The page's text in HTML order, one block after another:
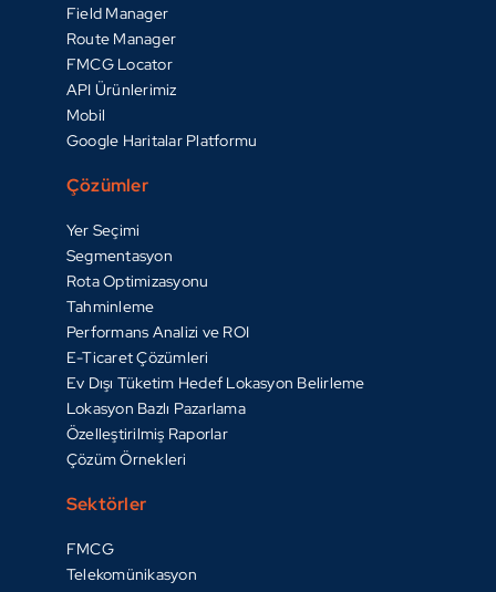
Field Manager
Route Manager
FMCG Locator
API Ürünlerimiz
Mobil
Google Haritalar Platformu
Çözümler
Yer Seçimi
Segmentasyon
Rota Optimizasyonu
Tahminleme
Performans Analizi ve ROI
E-Ticaret Çözümleri
Ev Dışı Tüketim Hedef Lokasyon Belirleme
Lokasyon Bazlı Pazarlama
Özelleştirilmiş Raporlar
Çözüm Örnekleri
Sektörler
FMCG
Telekomünikasyon